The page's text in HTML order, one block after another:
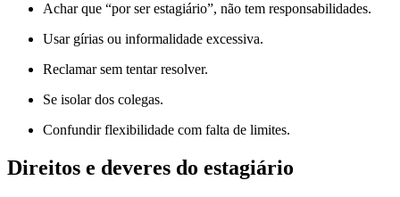
Achar que “por ser estagiário”, não tem responsabilidades.
Usar gírias ou informalidade excessiva.
Reclamar sem tentar resolver.
Se isolar dos colegas.
Confundir flexibilidade com falta de limites.
Direitos e deveres do estagiário